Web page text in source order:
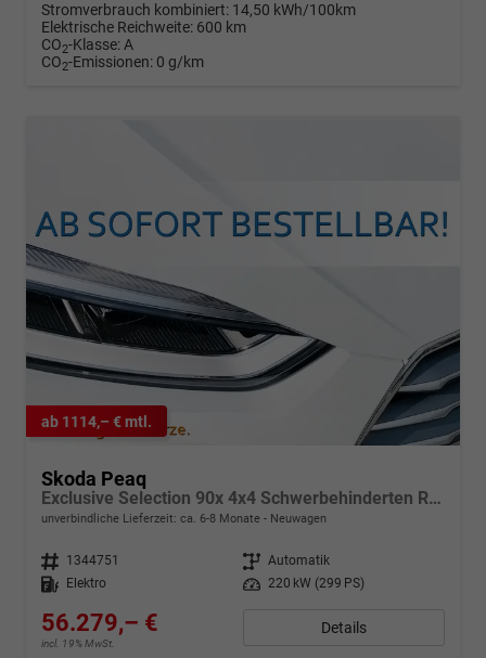
Stromverbrauch kombiniert: 14,50 kWh/100km
Elektrische Reichweite: 600 km
CO2-Klasse:A
CO2-Emissionen: 0 g/km
ab 1114,– € mtl.
Skoda Peaq
Exclusive Selection 90x 4x4 Schwerbehinderten Rabatt - GdB 50% FÖRDERFÄHIG
unverbindliche Lieferzeit: ca. 6-8 Monate Neuwagen
Fahrzeugnr. 1344751 Getriebe Automatik
Kraftstoff
Elektro Leistung 220 kW (299 PS)
56.279,– €
incl. 19% MwSt.
Details